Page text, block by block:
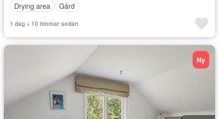
Drying area
Gård
1 dag + 10 timmar sedan
Ny